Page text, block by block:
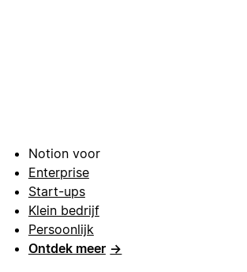
Notion voor
Enterprise
Start-ups
Klein bedrijf
Persoonlijk
Ontdek meer →